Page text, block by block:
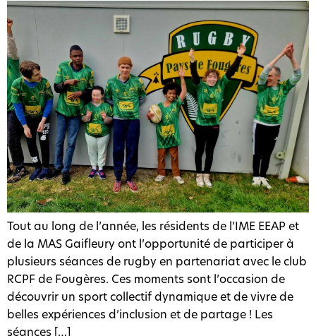
Tout au long de l’année, les résidents de l’IME EEAP et
de la MAS Gaifleury ont l’opportunité de participer à
plusieurs séances de rugby en partenariat avec le club
RCPF de Fougères. Ces moments sont l’occasion de
découvrir un sport collectif dynamique et de vivre de
belles expériences d’inclusion et de partage ! Les
séances […]